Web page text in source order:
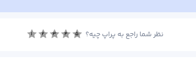
نظر شما راجع به پراپ چیه؟ ۱ ۲ ۳ ۴ ۵